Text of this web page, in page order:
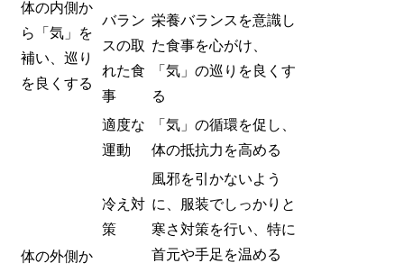
体の内側か
ら「気」を
補い、巡り
を良くする
バラン
スの取
れた食
事
栄養バランスを意識し
た食事を心がけ、
「気」の巡りを良くす
る
適度な
運動
「気」の循環を促し、
体の抵抗力を高める
体の外側か
冷え対
策
風邪を引かないよう
に、服装でしっかりと
寒さ対策を行い、特に
首元や手足を温める